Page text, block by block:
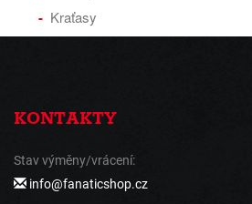
Kraťasy
KONTAKTY
Stav výměny/vrácení:
info@fanaticshop.cz